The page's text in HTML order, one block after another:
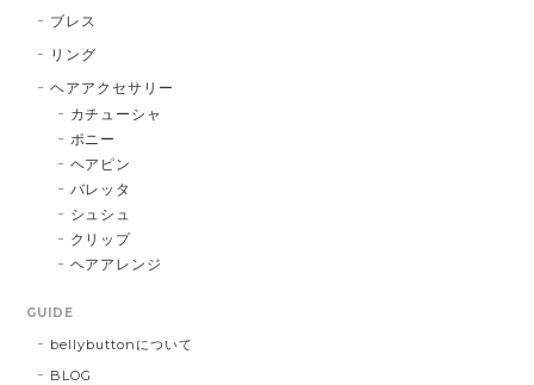
ブレス
リング
ヘアアクセサリー
カチューシャ
ポニー
ヘアピン
バレッタ
シュシュ
クリップ
ヘアアレンジ
GUIDE
bellybuttonについて
BLOG